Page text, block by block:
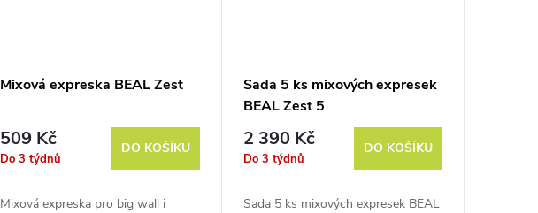
Mixová expreska BEAL Zest
509 Kč
Do 3 týdnů
DO KOŠÍKU
Mixová expreska pro big wall i
Sada 5 ks mixových expresek
BEAL Zest 5
2 390 Kč
Do 3 týdnů
DO KOŠÍKU
Sada 5 ks mixových expresek BEAL